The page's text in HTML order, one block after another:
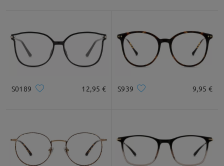
S0189 12,95 € S939 9,95 €